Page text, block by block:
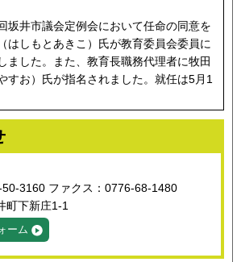
坂井市議会定例会において任命の同意を
はしもとあきこ）氏が教育委員会委員に
ました。また、教育長職務代理者に牧田
すお）氏が指名されました。就任は5月1
3160 ファクス：0776-68-1480
町下新庄1-1
ーム